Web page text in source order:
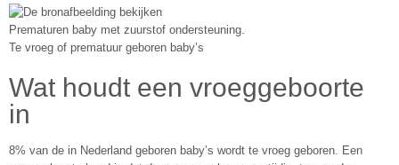
Prematuren baby met zuurstof ondersteuning.
Te vroeg of prematuur geboren baby’s
Wat houdt een vroeggeboorte
in
8% van de in Nederland geboren baby’s wordt te vroeg geboren. Een